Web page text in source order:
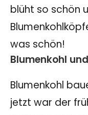
blüht so schön
was schön!
Blumenkohl
Blumenkohl
jetzt war der